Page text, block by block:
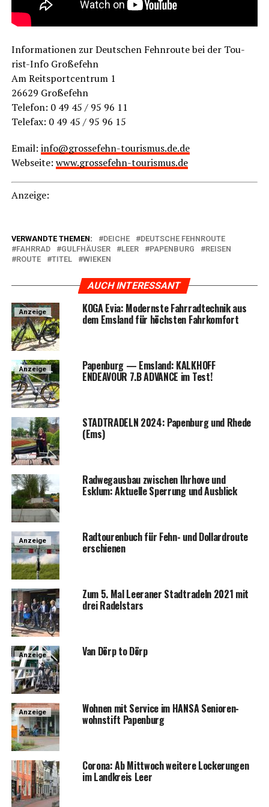
Infor­ma­tio­nen zur Deut­schen Fehn­rou­te bei der Tou­
rist-Info Großefehn
Am Reit­sport­cen­trum 1
26629 Großefehn
Tele­fon: 0 49 45 / 95 96 11
Tele­fax: 0 49 45 / 95 96 15
Email: info‎@‎grossefehn-tourismus.de.de
Web­sei­te: www.grossefehn-tourismus.de
Anzei­ge:
VERWANDTE THEMEN: DEICHE
DEUTSCHE FEHNROUTE
FAHRRAD
GULFHÄUSER LEER PAPENBURG
REISEN
ROUTE
TITEL WIEKEN
AUCH INTERESSANT
Anzeige KOGA Evia: Moderns­te Fahr­rad­tech­nik aus
dem Ems­land für höchs­ten Fahrkomfort
Anzeige Papen­burg — Ems­land: KALKHOFF
ENDEAVOUR 7.B ADVANCE im Test!
STADTRADELN 2024: Papen­burg und Rhe­de
(Ems)
Rad­weg­aus­bau zwi­schen Ihr­ho­ve und
Esklum: Aktu­el­le Sper­rung und Ausblick
Anzeige Rad­tou­ren­buch für Fehn- und Dol­lard­rou­te
erschienen
Zum 5. Mal Leera­ner Stadt­ra­deln 2021 mit
drei Radelstars
Anzeige Van Dörp to Dörp
Anzeige Woh­nen mit Ser­vice im HANSA Senio­ren­
wohn­stift Papenburg
Coro­na: Ab Mitt­woch wei­te­re Locke­run­gen
im Land­kreis Leer